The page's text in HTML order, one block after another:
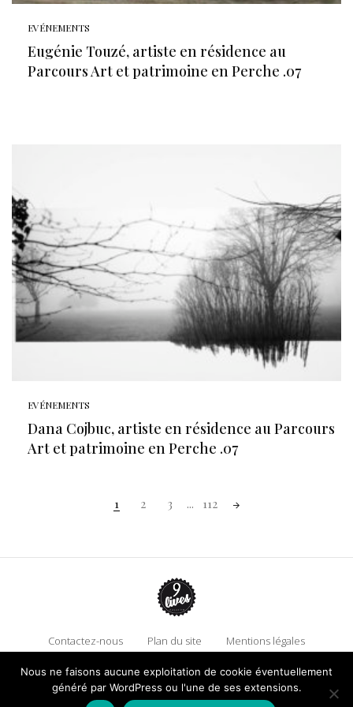
EVÉNEMENTS
Eugénie Touzé, artiste en résidence au
Parcours Art et patrimoine en Perche .07
EVÉNEMENTS
Dana Cojbuc, artiste en résidence au Parcours
Art et patrimoine en Perche .07
1 2 3 ... 112
Contactez-nous Plan du site
Mentions légales
Politique de confidentialité
Adhérez à 9 Lives
Faire un don !
Nous ne faisons aucune exploitation de cookie éventuellement
généré par WordPress ou l'une de ses extensions.